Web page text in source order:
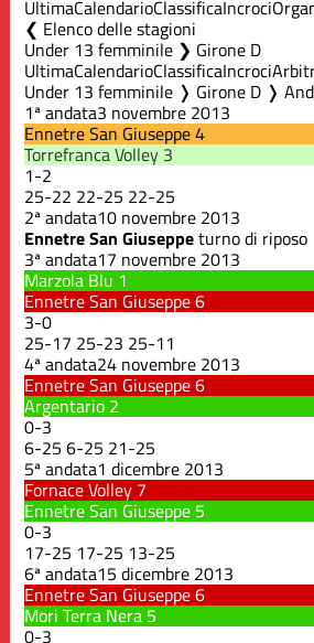
UltimaCalendarioClassificaIncroci
Elenco delle stagioni
Under 13 femminile ❯ Girone D
UltimaCalendarioClassificaIncroci
Under 13 femminile ❭ Girone D ❭
1ª andata3 novembre 2013
Ennetre San Giuseppe4
Torrefranca Volley 3
1-2
25-22 22-25 22-25
2ª andata10 novembre 2013
Ennetre San Giuseppeturno di riposo
3ª andata17 novembre 2013
Marzola Blu 1
Ennetre San Giuseppe6
3-0
25-17 25-23 25-11
4ª andata24 novembre 2013
Ennetre San Giuseppe6
Argentario 2
0-3
6-25 6-25 21-25
5ª andata1 dicembre 2013
Fornace Volley 7
Ennetre San Giuseppe 5
0-3
17-25 17-25 13-25
6ª andata15 dicembre 2013
Ennetre San Giuseppe6
Mori Terra Nera 5
0-3